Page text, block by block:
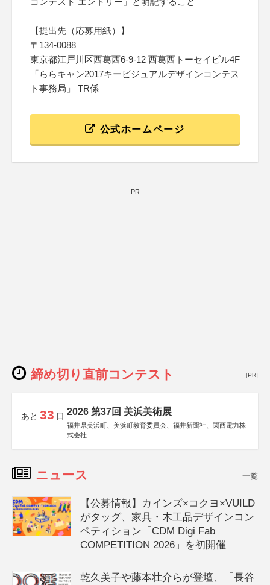
【提出先（応募用紙）】
〒134-0088
東京都江戸川区西葛西6-9-12 西葛西トーセイビル4F
「ららキャン2017キービジュアルデザインコンテス
ト事務局」 TR係
公式ホームページ
PR
締め切り直前コンテスト [PR]
あと 33 日 2026 第37回 美浜美術展
福井県美浜町、美浜町教育委員会、福井新聞社、関西電力株
式会社
ニュース 一覧
【公募情報】カインズ×コクヨ×VUILD
がタッグ、家具・木工品デザインコン
ペティション「CDM Digi Fab
COMPETITION 2026」を初開催
乾久美子や藤本壮介らが登壇、「長谷